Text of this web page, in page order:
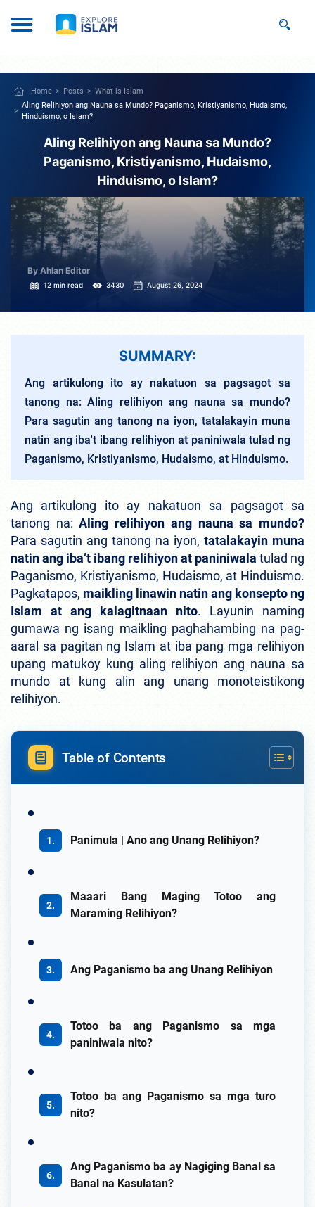
Home Posts
What is Islam
Aling Relihiyon ang Nauna sa Mundo? Paganismo, Kristiyanismo, Hudaismo,
Hinduismo, o Islam?
Aling Relihiyon ang Nauna sa Mundo?
Paganismo, Kristiyanismo, Hudaismo,
Hinduismo, o Islam?
By Ahlan Editor
12 min read 3430 August 26, 2024
SUMMARY:
Ang artikulong ito ay nakatuon sa pagsagot sa
tanong na: Aling relihiyon ang nauna sa mundo?
Para sagutin ang tanong na iyon, tatalakayin muna
natin ang iba't ibang relihiyon at paniniwala tulad ng
Paganismo, Kristiyanismo, Hudaismo, at Hinduismo.
Ang artikulong ito ay nakatuon sa pagsagot sa
tanong na:Aling relihiyon ang nauna sa mundo?
Para sagutin ang tanong na iyon, tatalakayin muna
natin ang iba’t ibang relihiyon at paniniwala tulad ng
Paganismo, Kristiyanismo, Hudaismo, at Hinduismo.
Pagkatapos, maikling linawin natin ang konsepto ng
Islam at ang kalagitnaan nito. Layunin naming
gumawa ng isang maikling paghahambing na pag-
aaral sa pagitan ng Islam at iba pang mga relihiyon
upang matukoy kung aling relihiyon ang nauna sa
mundo at kung alin ang unang monoteistikong
relihiyon.
Table of Contents
Panimula | Ano ang Unang Relihiyon?
Maaari Bang Maging Totoo ang
Maraming Relihiyon?
Ang Paganismo ba ang Unang Relihiyon
Totoo ba ang Paganismo sa mga
paniniwala nito?
Totoo ba ang Paganismo sa mga turo
nito?
Ang Paganismo ba ay Nagiging Banal sa
Banal na Kasulatan?